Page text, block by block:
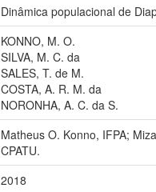
Dinâmica populacional de
KONNO, M. O.
SILVA, M. C. da
SALES, T. de M.
COSTA, A. R. M. da
NORONHA, A. C. da S.
Matheus O. Konno, IFPA;
CPATU.
2018